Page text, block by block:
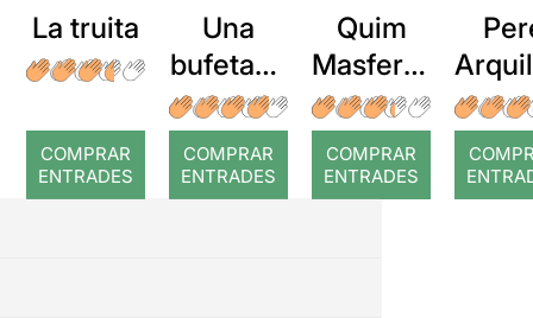
La truita
COMPRAR
ENTRADES
Una
bufetada
a temps
COMPRAR
ENTRADES
Quim
Masferre
r: Temps
COMPRAR
ENTRADES
: